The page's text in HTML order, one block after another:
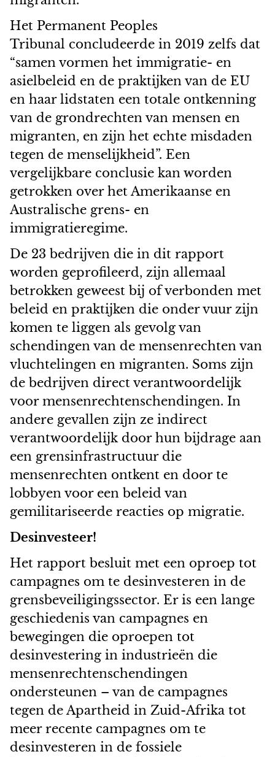
Het Permanent Peoples
Tribunal concludeerde in 2019 zelfs dat
“samen vormen het immigratie- en
asielbeleid en de praktijken van de EU
en haar lidstaten een totale ontkenning
van de grondrechten van mensen en
migranten, en zijn het echte misdaden
tegen de menselijkheid”. Een
vergelijkbare conclusie kan worden
getrokken over het Amerikaanse en
Australische grens- en
immigratieregime.
De 23 bedrijven die in dit rapport
worden geprofileerd, zijn allemaal
betrokken geweest bij of verbonden met
beleid en praktijken die onder vuur zijn
komen te liggen als gevolg van
schendingen van de mensenrechten van
vluchtelingen en migranten. Soms zijn
de bedrijven direct verantwoordelijk
voor mensenrechtenschendingen. In
andere gevallen zijn ze indirect
verantwoordelijk door hun bijdrage aan
een grensinfrastructuur die
mensenrechten ontkent en door te
lobbyen voor een beleid van
gemilitariseerde reacties op migratie.
Desinvesteer!
Het rapport besluit met een oproep tot
campagnes om te desinvesteren in de
grensbeveiligingssector. Er is een lange
geschiedenis van campagnes en
bewegingen die oproepen tot
desinvestering in industrieën die
mensenrechtenschendingen
ondersteunen – van de campagnes
tegen de Apartheid in Zuid-Afrika tot
meer recente campagnes om te
desinvesteren in de fossiele